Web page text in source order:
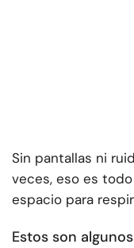
Sin pantallas ni
veces, eso es
espacio para
Estos son